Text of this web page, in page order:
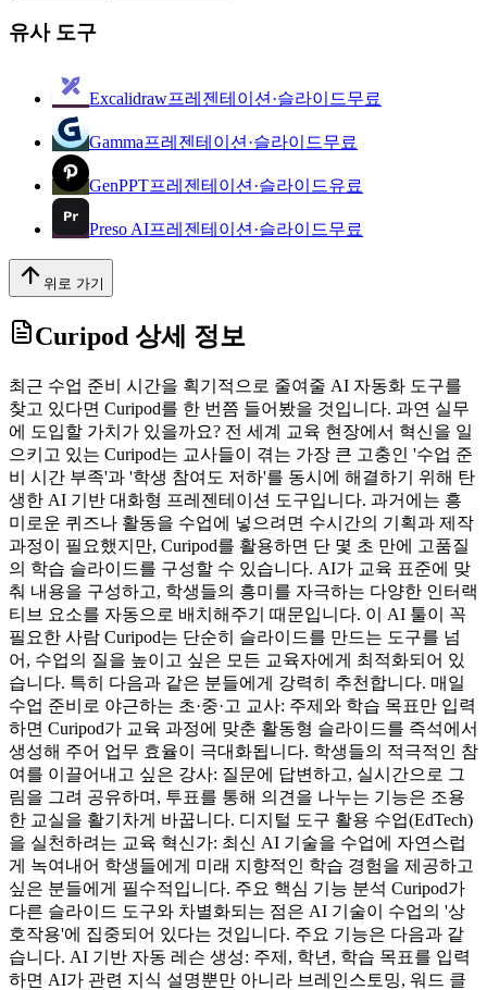
유사 도구
Excalidraw프레젠테이션·슬라이드무료
Gamma프레젠테이션·슬라이드무료
GenPPT프레젠테이션·슬라이드유료
Preso AI프레젠테이션·슬라이드무료
위로 가기
Curipod 상세 정보
최근 수업 준비 시간을 획기적으로 줄여줄 AI 자동화 도구를
찾고 있다면 Curipod를 한 번쯤 들어봤을 것입니다. 과연 실무
에 도입할 가치가 있을까요? 전 세계 교육 현장에서 혁신을 일
으키고 있는 Curipod는 교사들이 겪는 가장 큰 고충인 '수업 준
비 시간 부족'과 '학생 참여도 저하'를 동시에 해결하기 위해 탄
생한 AI 기반 대화형 프레젠테이션 도구입니다. 과거에는 흥
미로운 퀴즈나 활동을 수업에 넣으려면 수시간의 기획과 제작
과정이 필요했지만, Curipod를 활용하면 단 몇 초 만에 고품질
의 학습 슬라이드를 구성할 수 있습니다. AI가 교육 표준에 맞
춰 내용을 구성하고, 학생들의 흥미를 자극하는 다양한 인터랙
티브 요소를 자동으로 배치해주기 때문입니다. 이 AI 툴이 꼭
필요한 사람 Curipod는 단순히 슬라이드를 만드는 도구를 넘
어, 수업의 질을 높이고 싶은 모든 교육자에게 최적화되어 있
습니다. 특히 다음과 같은 분들에게 강력히 추천합니다. 매일
수업 준비로 야근하는 초·중·고 교사: 주제와 학습 목표만 입력
하면 Curipod가 교육 과정에 맞춘 활동형 슬라이드를 즉석에서
생성해 주어 업무 효율이 극대화됩니다. 학생들의 적극적인 참
여를 이끌어내고 싶은 강사: 질문에 답변하고, 실시간으로 그
림을 그려 공유하며, 투표를 통해 의견을 나누는 기능은 조용
한 교실을 활기차게 바꿉니다. 디지털 도구 활용 수업(EdTech)
을 실천하려는 교육 혁신가: 최신 AI 기술을 수업에 자연스럽
게 녹여내어 학생들에게 미래 지향적인 학습 경험을 제공하고
싶은 분들에게 필수적입니다. 주요 핵심 기능 분석 Curipod가
다른 슬라이드 도구와 차별화되는 점은 AI 기술이 수업의 '상
호작용'에 집중되어 있다는 것입니다. 주요 기능은 다음과 같
습니다. AI 기반 자동 레슨 생성: 주제, 학년, 학습 목표를 입력
하면 AI가 관련 지식 설명뿐만 아니라 브레인스토밍, 워드 클